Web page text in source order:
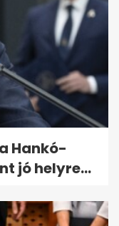
Hankó-
jó helyre...